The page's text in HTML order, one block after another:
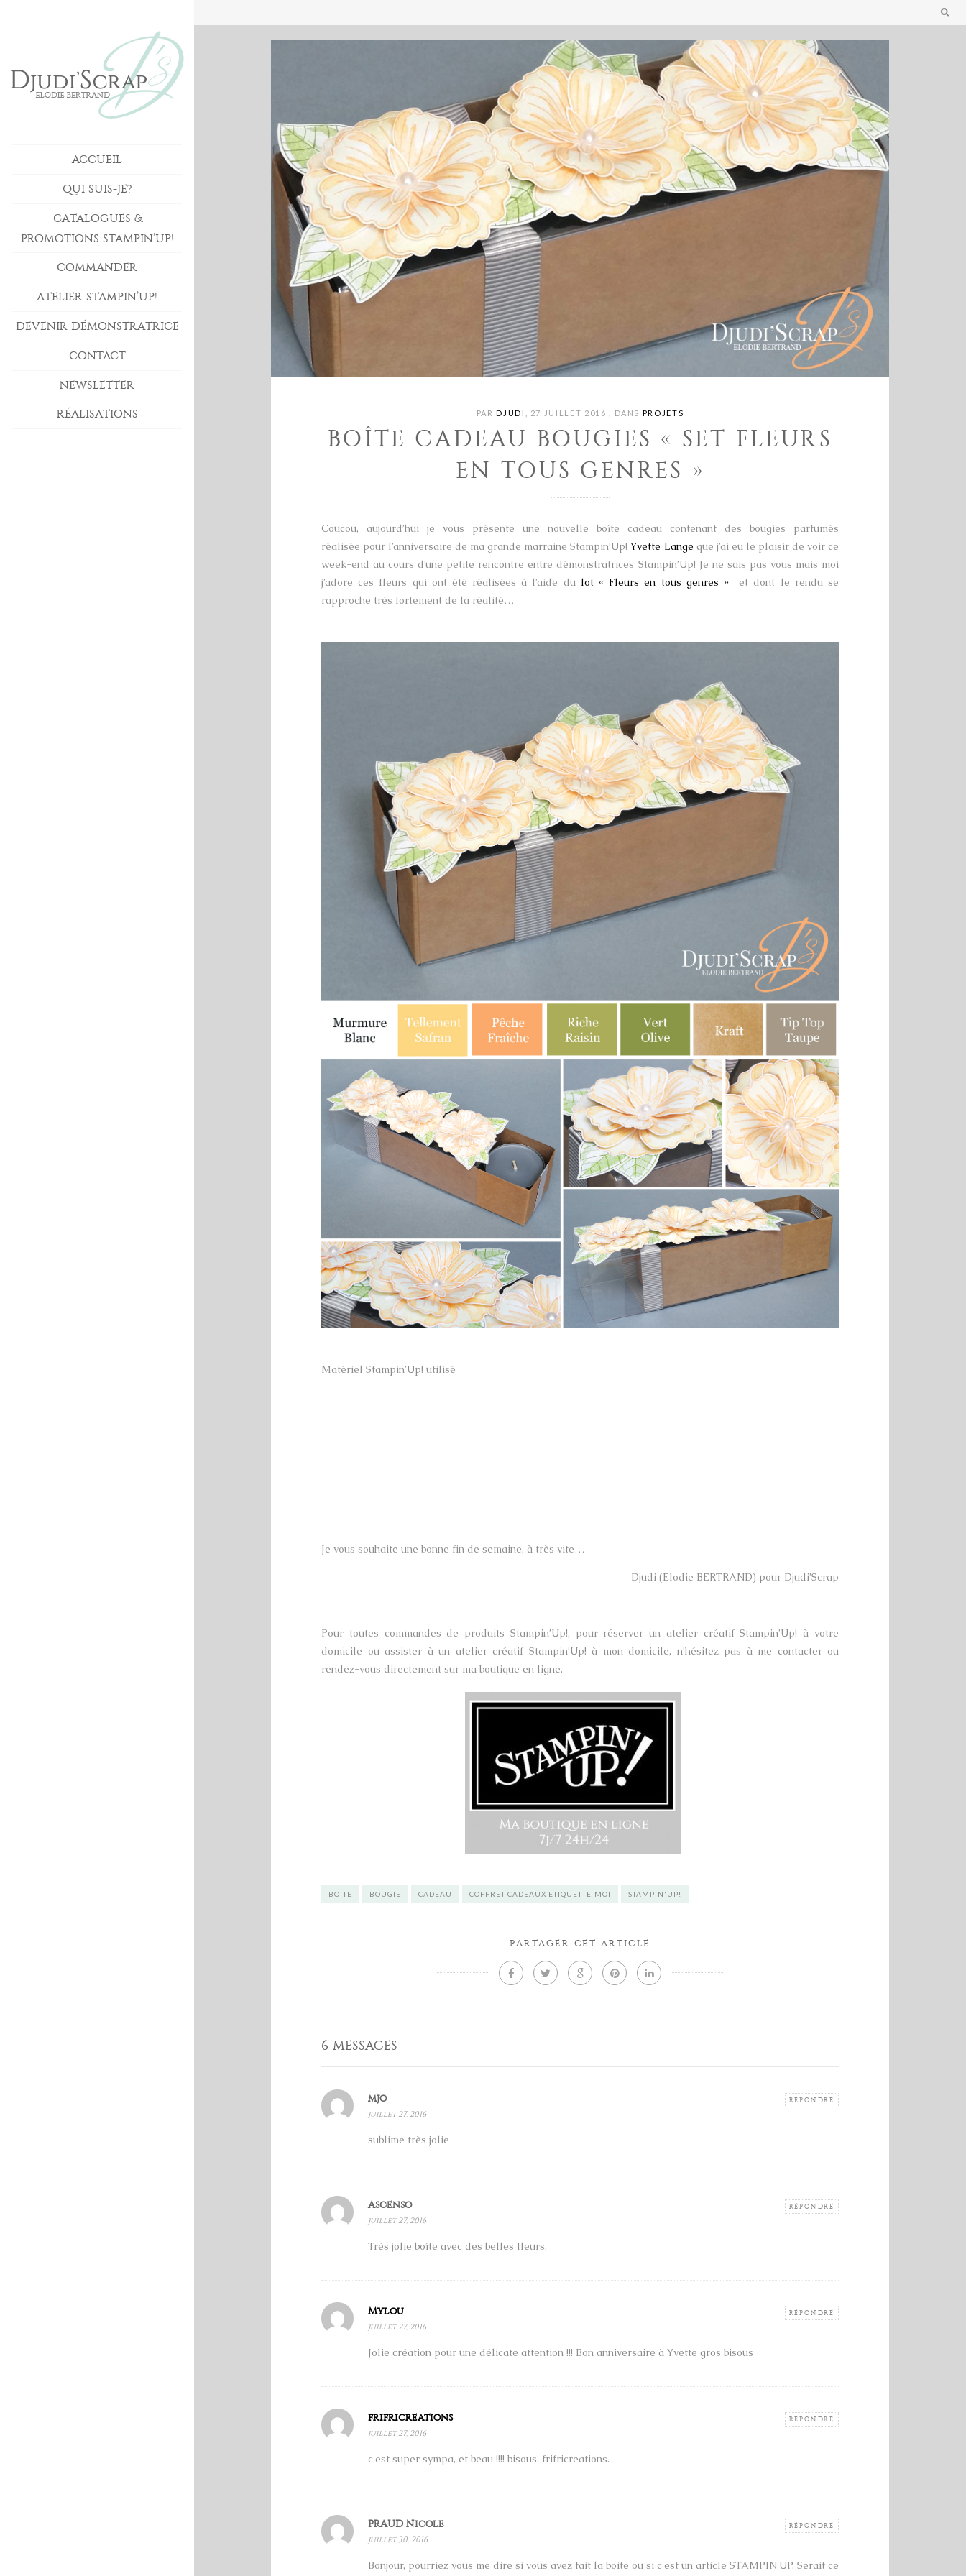
ACCUEIL
QUI SUIS-JE?
CATALOGUES &
PROMOTIONS STAMPIN’UP!
COMMANDER
ATELIER STAMPIN’UP!
DEVENIR DÉMONSTRATRICE
CONTACT
NEWSLETTER
RÉALISATIONS PARDJUDI 27 JUILLET 2016 DANS PROJETS
BOÎTE CADEAU BOUGIES « SET FLEURS
EN TOUS GENRES »
Coucou, aujourd’hui je vous présente une nouvelle boîte cadeau contenant des bougies parfumés
réalisée pour l’anniversaire de ma grande marraine Stampin’Up!Yvette Lange que j’ai eu le plaisir de voir ce
week-end au cours d’une petite rencontre entre démonstratrices Stampin’Up! Je ne sais pas vous mais moi
j’adore ces fleurs qui ont été réalisées à l’aide du lot « Fleurs en tous genres »et dont le rendu se
rapproche très fortement de la réalité…
Matériel Stampin’Up! utilisé
Je vous souhaite une bonne fin de semaine, à très vite…
Djudi (Elodie BERTRAND) pour Djudi’Scrap
Pour toutes commandes de produits Stampin’Up!, pour réserver un atelier créatif Stampin’Up! à votre
domicile ou assister à un atelier créatif Stampin’Up! à mon domicile, n’hésitez pas à me contacter ou
rendez-vous directement sur ma boutique en ligne.
BOITE BOUGIE CADEAU COFFRET CADEAUX ETIQUETTE-MOI STAMPIN'UP!
PARTAGER CET ARTICLE
6 MESSAGES
mjo RÉPONDRE
juillet 27, 2016
sublime très jolie
Ascenso RÉPONDRE
juillet 27, 2016
Très jolie boîte avec des belles fleurs.
Mylou RÉPONDRE
juillet 27, 2016
Jolie création pour une délicate attention !!! Bon anniversaire à Yvette gros bisous
frifricreations RÉPONDRE
juillet 27, 2016
c'est super sympa, et beau !!!! bisous. frifricreations.
PRAUD Nicole RÉPONDRE
juillet 30, 2016
Bonjour, pourriez vous me dire si vous avez fait la boite ou si c'est un article STAMPIN'UP. Serait ce